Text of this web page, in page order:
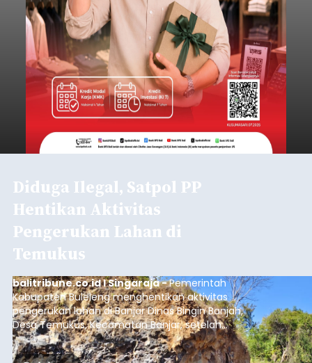
Diduga Ilegal, Satpol PP
Hentikan Aktivitas
Pengerukan Lahan di
Temukus
balitribune.co.id I Singaraja -Pemerintah
Kabupaten Buleleng menghentikan aktivitas
pengerukan lahan di Banjar Dinas Bingin Banjah,
Desa Temukus, Kecamatan Banjar, setelah
ditemukan indikasi kegiatan pengambilan
material yang tidak sesuai dengan peruntukan